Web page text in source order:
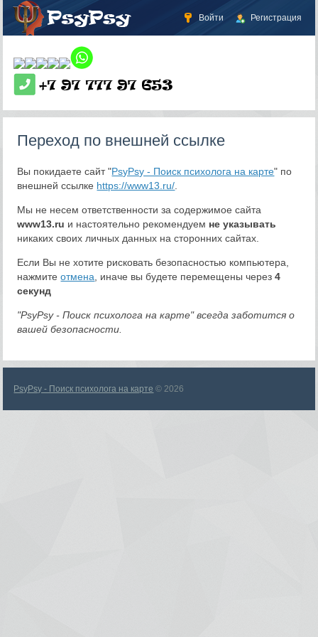
Войти Регистрация
Переход по внешней ссылке
Вы покидаете сайт "PsyPsy - Поиск психолога на карте" по
внешней ссылке https://www13.ru/
Мы не несем ответственности за содержимое сайта
www13.ru и настоятельно рекомендуем не указывать
никаких своих личных данных на сторонних сайтах.
Если Вы не хотите рисковать безопасностью компьютера,
нажмитеотмена , иначе вы будете перемещены через4
секунд
"PsyPsy - Поиск психолога на карте" всегда заботится о
вашей безопасности.
PsyPsy - Поиск психолога на карте © 2026